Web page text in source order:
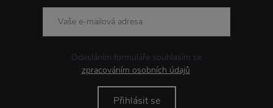
Odesláním formuláře souhlasím se
zpracováním osobních údajů.
Přihlásit se